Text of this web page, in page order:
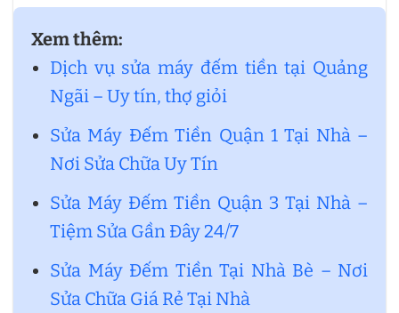
Xem thêm:
Dịch vụ sửa máy đếm tiền tại Quảng
Ngãi – Uy tín, thợ giỏi
Sửa Máy Đếm Tiền Quận 1 Tại Nhà –
Nơi Sửa Chữa Uy Tín
Sửa Máy Đếm Tiền Quận 3 Tại Nhà –
Tiệm Sửa Gần Đây 24/7
Sửa Máy Đếm Tiền Tại Nhà Bè – Nơi
Sửa Chữa Giá Rẻ Tại Nhà